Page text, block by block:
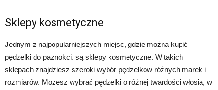
Sklepy kosmetyczne
Jednym z najpopularniejszych miejsc, gdzie można kupić
pędzelki do paznokci, są sklepy kosmetyczne. W takich
sklepach znajdziesz szeroki wybór pędzelków różnych marek i
rozmiarów. Możesz wybrać pędzelki o różnej twardości włosia, w